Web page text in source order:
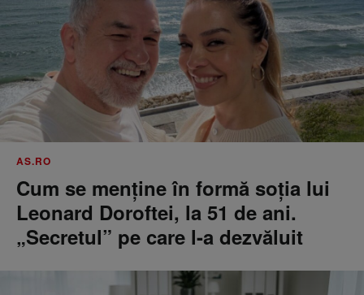
AS.RO
Cum se menţine în formă soţia lui
Leonard Doroftei, la 51 de ani.
„Secretul” pe care l-a dezvăluit